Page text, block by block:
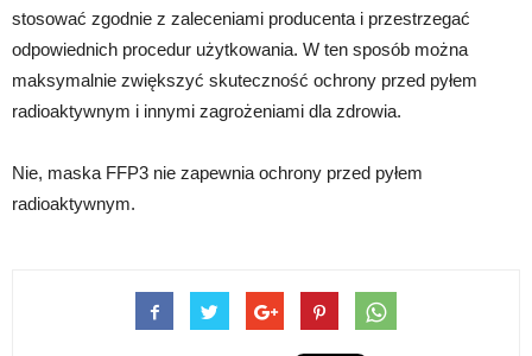
stosować zgodnie z zaleceniami producenta i przestrzegać
odpowiednich procedur użytkowania. W ten sposób można
maksymalnie zwiększyć skuteczność ochrony przed pyłem
radioaktywnym i innymi zagrożeniami dla zdrowia.
Nie, maska FFP3 nie zapewnia ochrony przed pyłem
radioaktywnym.